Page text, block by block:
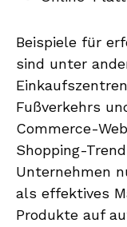
Beispiele für
sind unter
Fußverkehrs
Commerce-
Shopping-
Unternehmen
als effektives
Produkte auf